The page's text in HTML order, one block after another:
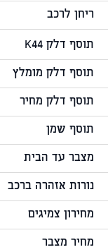
ריחן לרכב
תוסף דלק K44
תוסף דלק מומלץ
תוסף דלק מחיר
תוסף שמן
מצבר עד הבית
נורות אזהרה ברכב
מחירון צמיגים
מחיר מצבר